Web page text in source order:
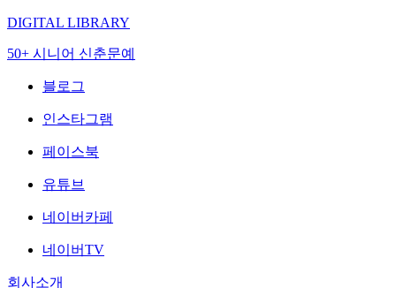
DIGITAL LIBRARY
50+ 시니어 신춘문예
블로그
인스타그램
페이스북
유튜브
네이버카페
네이버TV
회사소개